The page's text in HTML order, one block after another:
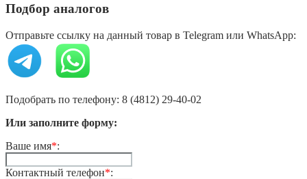
Подбор аналогов
Отправьте ссылку на данный товар в Telegram или WhatsApp:
Подобрать по телефону: 8 (4812) 29-40-02
Или заполните форму:
Ваше имя*:
Контактный телефон*: